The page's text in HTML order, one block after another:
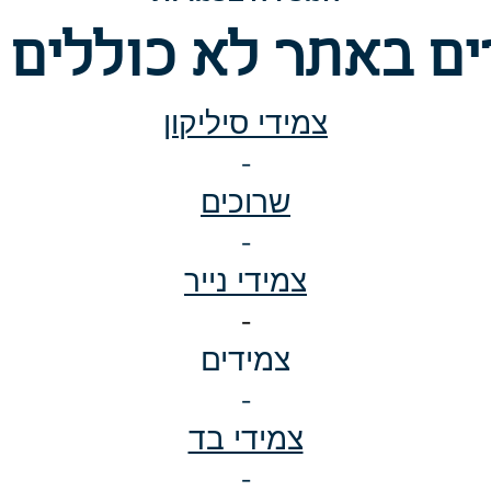
באתר לא
צמידי סיליקון
-
שרוכים
-
צמידי נייר
-
צמידים
-
צמידי בד
-